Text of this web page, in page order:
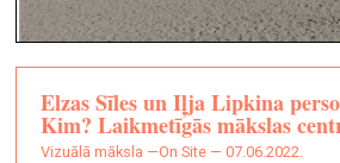
Elzas Sīles un Iļja Lipkina
Kim? Laikmetīgās mākslas
vizuālā māksla —On Site — 07.06.2022.